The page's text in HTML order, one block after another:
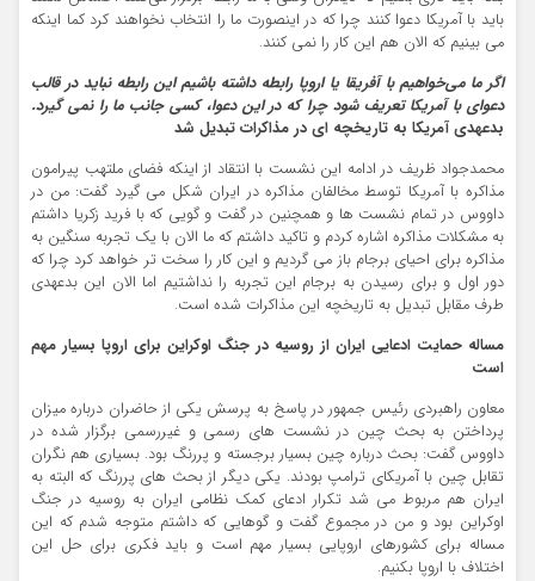
باید با آمریکا دعوا کنند چرا که در اینصورت ما را انتخاب نخواهند کرد کما اینکه
می بینیم که الان هم این کار را نمی کنند.
اگر ما می‌خواهیم با آفریقا یا اروپا رابطه داشته باشیم این رابطه نباید در قالب
دعوای با آمریکا تعریف شود چرا که در این دعوا، کسی جانب ما را نمی گیرد.
بدعهدی آمریکا به تاریخچه ای در مذاکرات تبدیل شد
محمدجواد ظریف در ادامه این نشست با انتقاد از اینکه فضای ملتهب پیرامون
مذاکره با آمریکا توسط مخالفان مذاکره در ایران شکل می گیرد گفت: من در
داووس در تمام نشست ها و همچنین در گفت و گویی که با فرید زکریا داشتم
به مشکلات مذاکره اشاره کردم و تاکید داشتم که ما الان با یک تجربه سنگین به
مذاکره برای احیای برجام باز می گردیم و این کار را سخت تر خواهد کرد چرا که
دور اول و برای رسیدن به برجام این تجربه را نداشتیم اما الان این بدعهدی
طرف مقابل تبدیل به تاریخچه این مذاکرات شده است.
مساله حمایت ادعایی ایران از روسیه در جنگ اوکراین برای اروپا بسیار مهم
است
معاون راهبردی رئیس جمهور در پاسخ به پرسش یکی از حاضران درباره میزان
پرداختن به بحث چین در نشست های رسمی و غیررسمی برگزار شده در
داووس گفت: بحث درباره چین بسیار برجسته و پررنگ بود. بسیاری هم نگران
تقابل چین با آمریکای ترامپ بودند. یکی دیگر از بحث های پررنگ که البته به
ایران هم مربوط می شد تکرار ادعای کمک نظامی ایران به روسیه در جنگ
اوکراین بود و من در مجموع گفت و گوهایی که داشتم متوجه شدم که این
مساله برای کشورهای اروپایی بسیار مهم است و باید فکری برای حل این
اختلاف با اروپا بکنیم.